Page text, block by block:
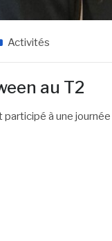
Activités
au T2
à une